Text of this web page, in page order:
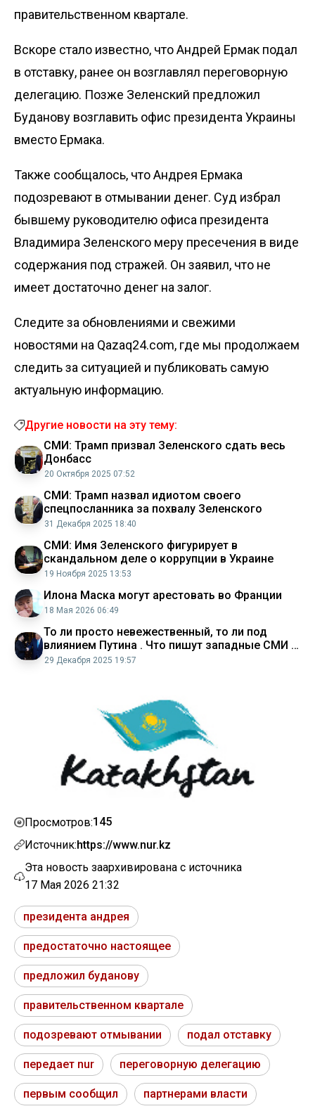
правительственном квартале.
Вскоре стало известно, что Андрей Ермак подал
в отставку, ранее он возглавлял переговорную
делегацию. Позже Зеленский предложил
Буданову возглавить офис президента Украины
вместо Ермака.
Также сообщалось, что Андрея Ермака
подозревают в отмывании денег. Суд избрал
бывшему руководителю офиса президента
Владимира Зеленского меру пресечения в виде
содержания под стражей. Он заявил, что не
имеет достаточно денег на залог.
Следите за обновлениями и свежими
новостями на Qazaq24.com, где мы продолжаем
следить за ситуацией и публиковать самую
актуальную информацию.
Другие новости на эту тему:
СМИ: Трамп призвал Зеленского сдать весь
Донбасс
20 Октября 2025 07:52
СМИ: Трамп назвал идиотом своего
спецпосланника за похвалу Зеленского
31 Декабря 2025 18:40
СМИ: Имя Зеленского фигурирует в
скандальном деле о коррупции в Украине
19 Ноября 2025 13:53
Илона Маска могут арестовать во Франции
18 Мая 2026 06:49
То ли просто невежественный, то ли под
влиянием Путина . Что пишут западные СМИ о
переговорах Трампа и Зеленского
29 Декабря 2025 19:57
Просмотров:145
Источник:https://www.nur.kz
Эта новость заархивирована с источника
17 Мая 2026 21:32
президента андрея
предостаточно настоящее
предложил буданову
правительственном квартале
подозревают отмывании подал отставку
передает nur переговорную делегацию
первым сообщил партнерами власти